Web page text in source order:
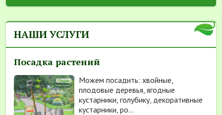
НАШИ УСЛУГИ
Посадка растений
Можем посадить: хвойные,
плодовые деревья, ягодные
кустарники, голубику, декоративные
кустарники, ро...